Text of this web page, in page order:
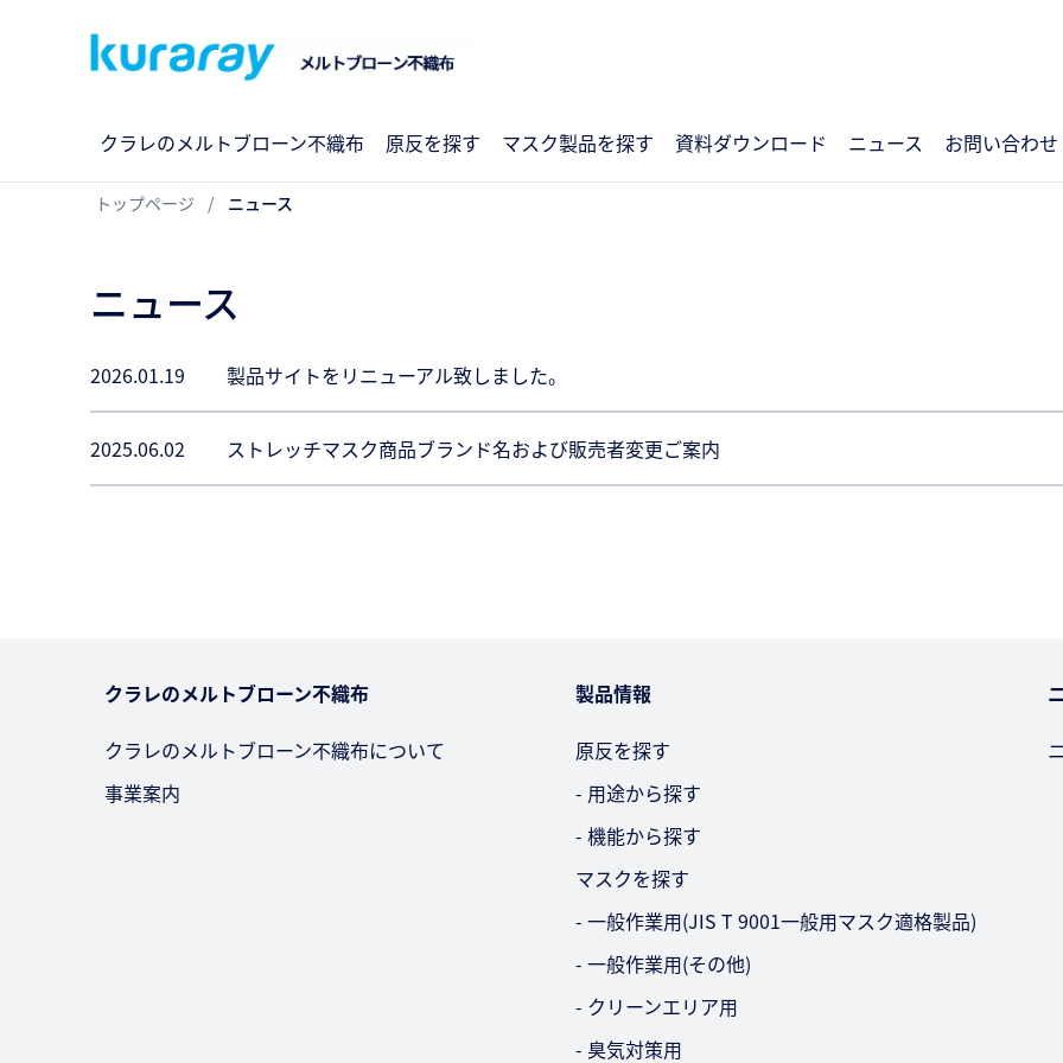
クラレのメルトブローン不織布 原反を探す マスク製品を探す 資料ダウンロード ニュース お問い合わせ
トップページ ニュース
ニュース
2026.01.19 製品サイトをリニューアル致しました。
2025.06.02 ストレッチマスク商品ブランド名および販売者変更ご案内
クラレのメルトブローン不織布
クラレのメルトブローン不織布について
事業案内
製品情報
原反を探す
- 用途から探す
- 機能から探す
マスクを探す
- 一般作業用(JIS T 9001一般用マスク適格製品)
- 一般作業用(その他)
- クリーンエリア用
- 臭気対策用